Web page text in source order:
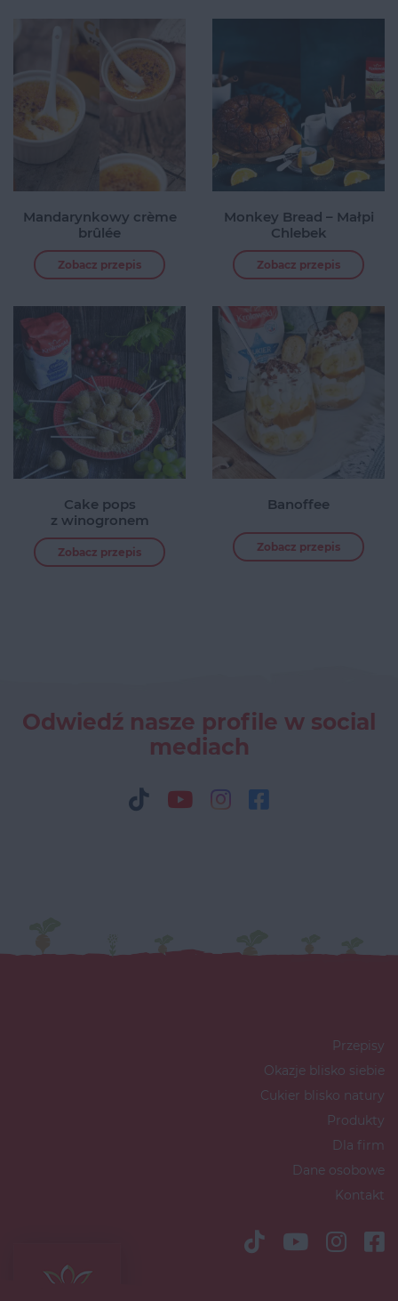
Mandarynkowy crème
brûlée
Zobacz przepis
Monkey Bread – Małpi
Chlebek
Zobacz przepis
Cake pops
z winogronem
Zobacz przepis
Banoffee
Zobacz przepis
Odwiedź nasze profile w social
mediach
Przepisy
Okazje blisko siebie
Cukier blisko natury
Produkty
Dla firm
Dane osobowe
Kontakt